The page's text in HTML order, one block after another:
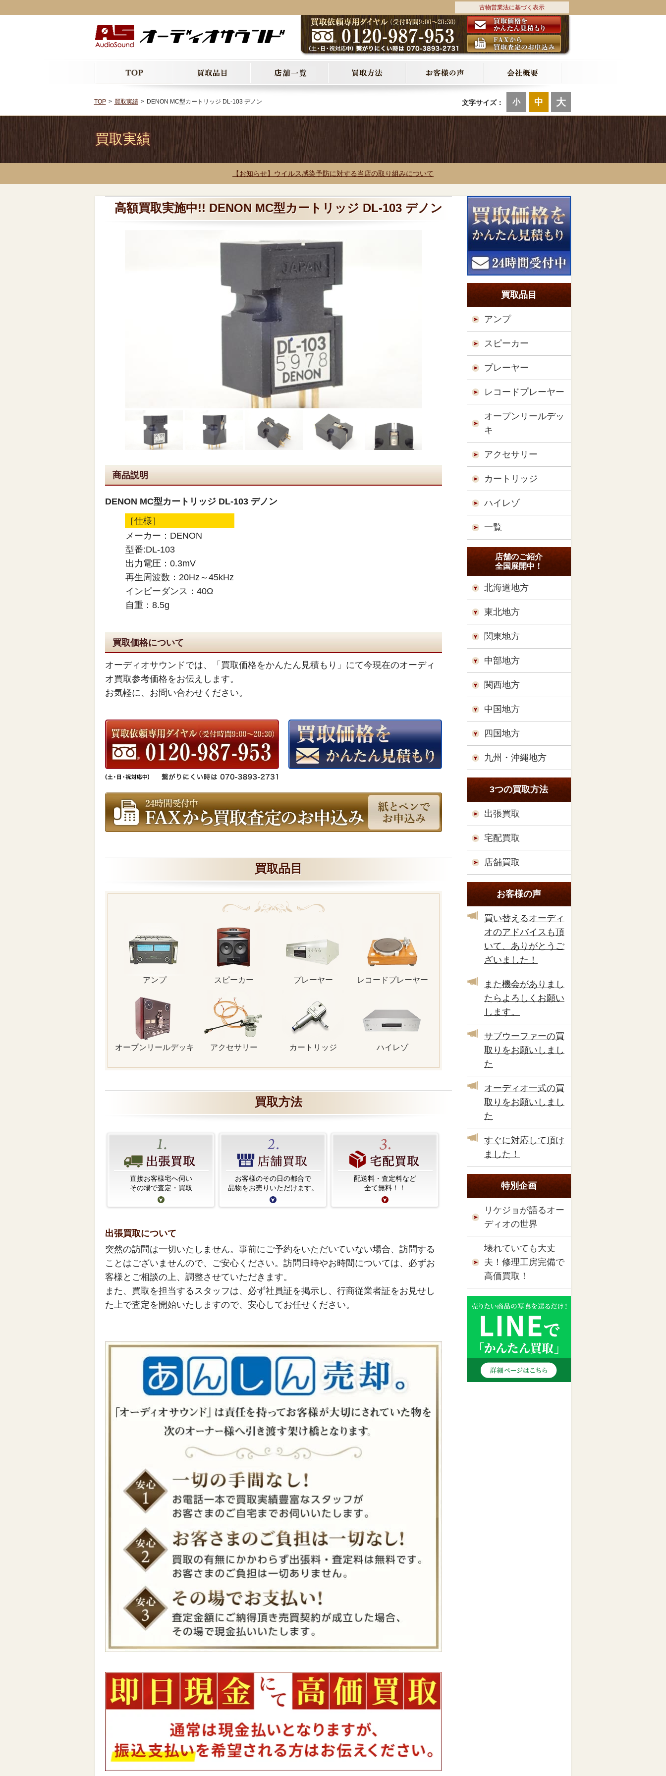
古物営業法に基づく表示
文字サイズ： 小 中 大
TOP 買取実績 DENON MC型カートリッジ DL-103 デノン
買取実績
【お知らせ】ウイルス感染予防に対する当店の取り組みについて
高額買取実施中!! DENON MC型カートリッジ DL-103 デノン
商品説明
DENON MC型カートリッジ DL-103 デノン
［仕様］
メーカー：DENON
型番:DL-103
出力電圧：0.3mV
再生周波数：20Hz～45kHz
インピーダンス：40Ω
自重：8.5g
買取価格について
オーディオサウンドでは、「買取価格をかんたん見積もり」にて今現在のオーディ
オ買取参考価格をお伝えします。
お気軽に、お問い合わせください。
買取品目
アンプ スピーカー プレーヤー レコードプレーヤー
オープンリールデッキ アクセサリー カートリッジ ハイレゾ
買取方法
直接お客様宅へ伺い
その場で査定・買取
お客様のその日の都合で
品物をお売りいただけます。
配送料・査定料など
全て無料！！
出張買取について
突然の訪問は一切いたしません。事前にご予約をいただいていない場合、訪問する
ことはございませんので、ご安心ください。訪問日時やお時間については、必ずお
客様とご相談の上、調整させていただきます。
また、買取を担当するスタッフは、必ず社員証を掲示し、行商従業者証をお見せし
た上で査定を開始いたしますので、安心してお任せください。
買取品目
アンプ
スピーカー
プレーヤー
レコードプレーヤー
オープンリールデッ
キ
アクセサリー
カートリッジ
ハイレゾ
一覧
店舗のご紹介
全国展開中！
北海道地方
東北地方
関東地方
中部地方
関西地方
中国地方
四国地方
九州・沖縄地方
3つの買取方法
出張買取
宅配買取
店舗買取
お客様の声
買い替えるオーディ
オのアドバイスも頂
いて、ありがとうご
ざいました！
また機会がありまし
たらよろしくお願い
します。
サブウーファーの買
取りをお願いしまし
た
オーディオ一式の買
取りをお願いしまし
た
すぐに対応して頂け
ました！
特別企画
リケジョが語るオー
ディオの世界
壊れていても大丈
夫！修理工房完備で
高価買取！